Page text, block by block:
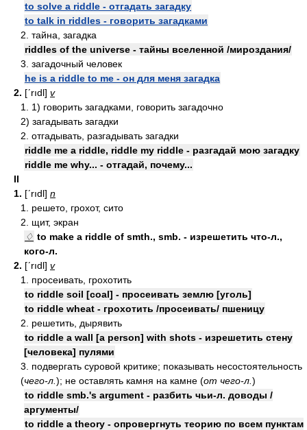
to solve a riddle - отгадать загадку
to talk in riddles - говорить загадками
2. тайна, загадка
riddles of the universe - тайны вселенной /мироздания/
3. загадочный человек
he is a riddle to me - он для меня загадка
2. [ʹrıdl] v
1. 1) говорить загадками, говорить загадочно
2) загадывать загадки
2. отгадывать, разгадывать загадки
riddle me a riddle, riddle my riddle - разгадай мою загадку
riddle me why... - отгадай, почему...
II
1. [ʹrıdl] n
1. решето, грохот, сито
2. щит, экран
♢ to make a riddle of smth., smb. - изрешетить что-л.,
кого-л.
2. [ʹrıdl] v
1. просеивать, грохотить
to riddle soil [coal] - просеивать землю [уголь]
to riddle wheat - грохотить /просеивать/ пшеницу
2. решетить, дырявить
to riddle a wall [a person] with shots - изрешетить стену
[человека] пулями
3. подвергать суровой критике; показывать несостоятельность
(чего-л. ); не оставлять камня на камне (от чего-л. )
to riddle smb.'s argument - разбить чьи-л. доводы /
аргументы/
to riddle a theory - опровергнуть теорию по всем пунктам